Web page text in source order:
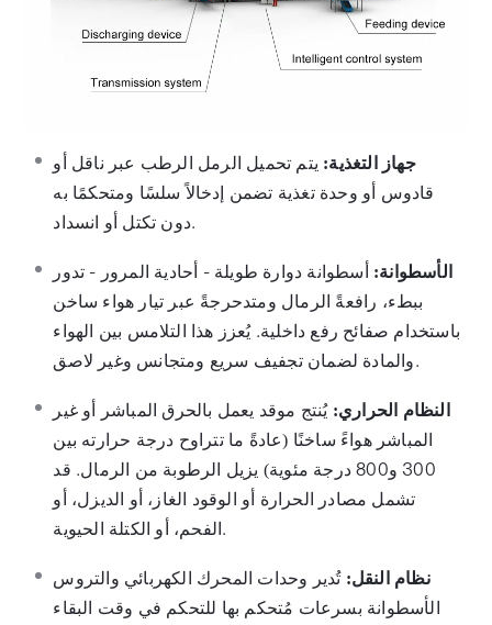
جهاز التغذية: يتم تحميل الرمل الرطب عبر ناقل أو
قادوس أو وحدة تغذية تضمن إدخالاً سلسًا ومتحكمًا به
دون تكتل أو انسداد.
الأسطوانة: أسطوانة دوارة طويلة - أحادية المرور - تدور
ببطء، رافعةً الرمال ومتدحرجةً عبر تيار هواء ساخن
باستخدام صفائح رفع داخلية. يُعزز هذا التلامس بين الهواء
والمادة لضمان تجفيف سريع ومتجانس وغير لاصق.
النظام الحراري: يُنتج موقد يعمل بالحرق المباشر أو غير
المباشر هواءً ساخنًا (عادةً ما تتراوح درجة حرارته بين
300 و800 درجة مئوية) يزيل الرطوبة من الرمال. قد
تشمل مصادر الحرارة أو الوقود الغاز، أو الديزل، أو
الفحم، أو الكتلة الحيوية.
نظام النقل: تُدير وحدات المحرك الكهربائي والتروس
الأسطوانة بسرعات مُتحكم بها للتحكم في وقت البقاء